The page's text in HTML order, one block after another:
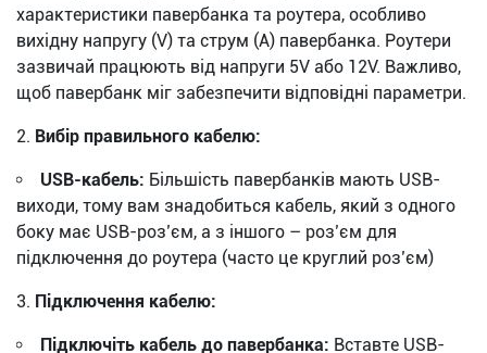
характеристики павербанка та роутера, особливо
вихідну напругу (V) та струм (A) павербанка. Роутери
зазвичай працюють від напруги 5V або 12V. Важливо,
щоб павербанк міг забезпечити відповідні параметри.
Вибір правильного кабелю:
USB-кабель: Більшість павербанків мають USB-
виходи, тому вам знадобиться кабель, який з одного
боку має USB-роз’єм, а з іншого – роз’єм для
підключення до роутера (часто це круглий роз’єм)
Підключення кабелю:
Підключіть кабель до павербанка: Вставте USB-